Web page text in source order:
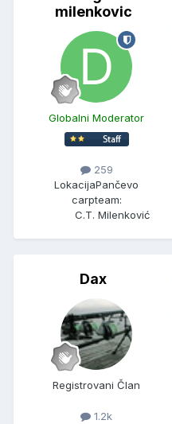
milenkovic
Globalni Moderator
259
LokacijaPančevo
carpteam:
C.T. Milenković
Dax
Registrovani Član
1.2k